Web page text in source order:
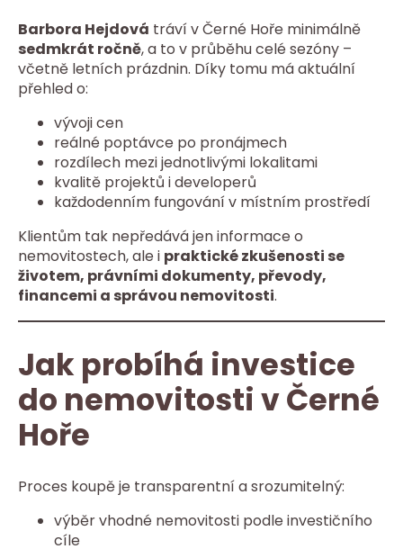
Barbora Hejdová tráví v Černé Hoře minimálně
sedmkrát ročně, a to v průběhu celé sezóny –
včetně letních prázdnin. Díky tomu má aktuální
přehled o:
vývoji cen
reálné poptávce po pronájmech
rozdílech mezi jednotlivými lokalitami
kvalitě projektů i developerů
každodenním fungování v místním prostředí
Klientům tak nepředává jen informace o
nemovitostech, ale i praktické zkušenosti se
životem, právními dokumenty, převody,
financemi a správou nemovitosti.
Jak probíhá investice
do nemovitosti v Černé
Hoře
Proces koupě je transparentní a srozumitelný:
výběr vhodné nemovitosti podle investičního
cíle